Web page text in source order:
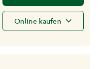
Online kaufen